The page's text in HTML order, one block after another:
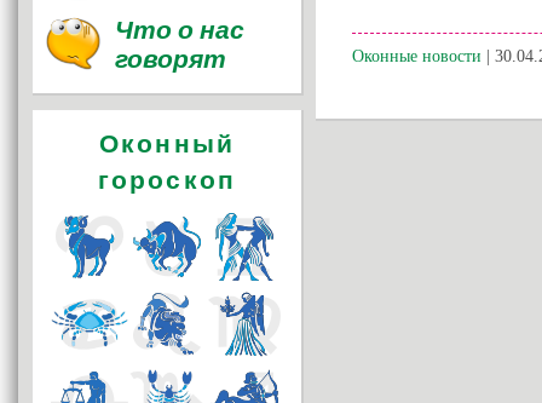
Оконные новости |
Что о нас
говорят
Оконный
гороскоп